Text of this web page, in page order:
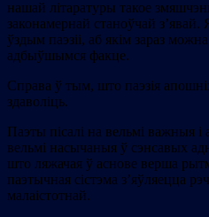
нашай літаратуры такое
законамернай станоўчай
ўздым паэзіі, аб якім зараз
адбыўшымся факце.
Справа ў тым, што паэзія
здаволіць.
Паэты пісалі на вельмі важныя і
вельмі насычаныя ў сэнсавых
што ляжачая ў аснове верша
паэтычная сістэма з’яўляецца
малаістотнай.